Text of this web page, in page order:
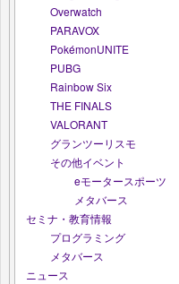
Overwatch
PARAVOX
PokémonUNITE
PUBG
Rainbow Six
THE FINALS
VALORANT
グランツーリスモ
その他イベント
eモータースポーツ
メタバース
セミナ・教育情報
プログラミング
メタバース
ニュース